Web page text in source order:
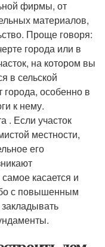
фирмы, от
материалов,
Проще говоря:
города или в
на котором вы
в сельской
города, особенно в
к нему.
. Если участок
местности,
его
касается и
с повышенным